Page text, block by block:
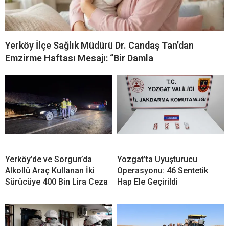
Yerköy İlçe Sağlık Müdürü Dr. Candaş Tan’dan
Emzirme Haftası Mesajı: “Bir Damla
Yerköy’de ve Sorgun’da
Alkollü Araç Kullanan İki
Sürücüye 400 Bin Lira Ceza
Yozgat’ta Uyuşturucu
Operasyonu: 46 Sentetik
Hap Ele Geçirildi